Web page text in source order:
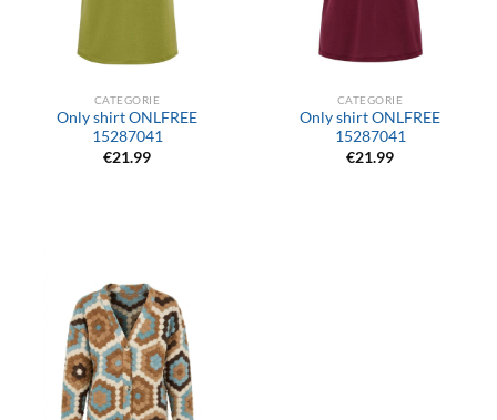
CATEGORIE
Only shirt ONLFREE
15287041
€21.99
CATEGORIE
Only shirt ONLFREE
15287041
€21.99